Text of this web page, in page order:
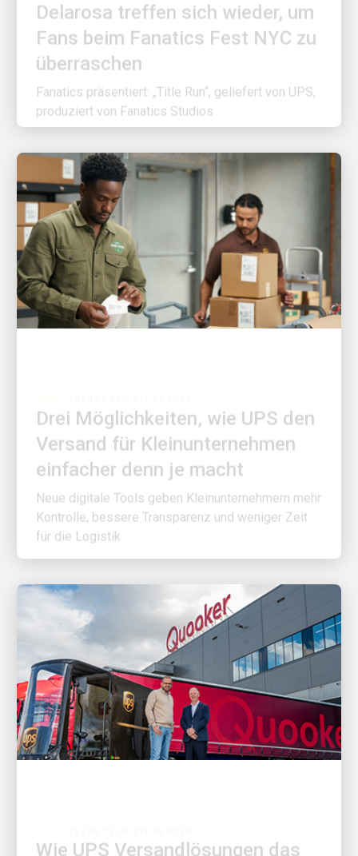
Fans beim Fanatics Fest NYC zu
überraschen
Fanatics präsentiert: „Title Run“, geliefert von UPS,
produziert von Fanatics Studios
Versand für Kleinunternehmen
einfacher denn je macht
Neue digitale Tools geben Kleinunternehmern mehr
Kontrolle, bessere Transparenz und weniger Zeit
für die Logistik
Wachstum von Quooker und die